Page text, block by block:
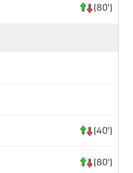
(80')
(40')
(80')